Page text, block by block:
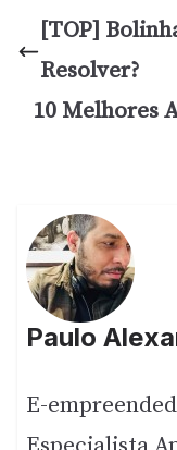
[TOP]
Resolver?
10 Melhores
Paulo
E-